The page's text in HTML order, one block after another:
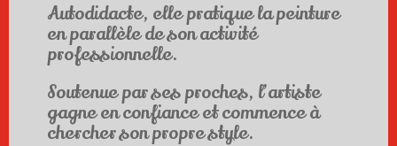
Autodidacte, elle pratique la peinture
en parallèle de son activité
professionnelle.
Soutenue par ses proches, l’artiste
gagne en confiance et commence à
chercher son propre style.